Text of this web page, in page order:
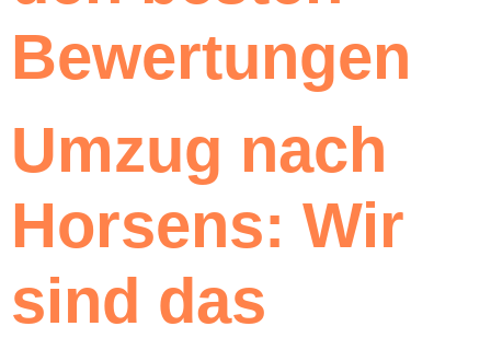
Bewertungen
Umzug nach
Horsens: Wir
sind das